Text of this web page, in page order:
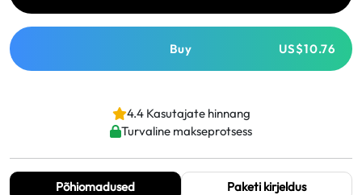
Buy US$10.76
4.4 Kasutajate hinnang
Turvaline makseprotsess
Põhiomadused
Paketi kirjeldus